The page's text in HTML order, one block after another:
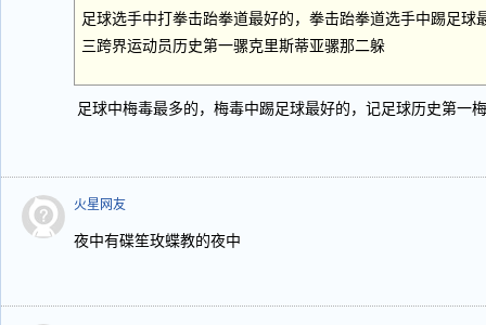
足球选手中打拳击跆拳道最好的，拳击跆拳道选手中踢足球
三跨界运动员历史第一骡克里斯蒂亚骡那二躲
足球中梅毒最多的，梅毒中踢足球最好的，记足球历史第一
火星网友
夜中有碟笙玫蝶教的夜中